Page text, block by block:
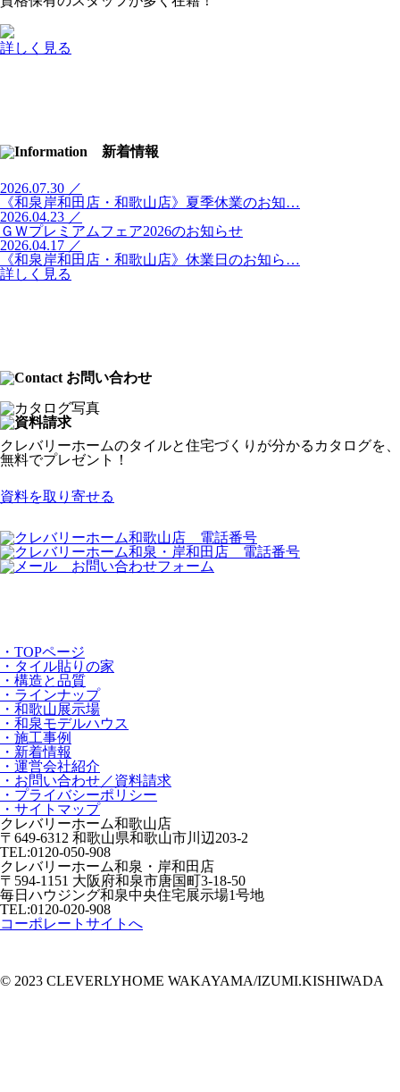
詳しく見る
2026.07.30 ／
《和泉岸和田店・和歌山店》夏季休業のお知…
2026.04.23 ／
ＧＷプレミアムフェア2026のお知らせ
2026.04.17 ／
《和泉岸和田店・和歌山店》休業日のお知ら…
詳しく見る
クレバリーホームのタイルと住宅づくりが分かるカタログを、
無料でプレゼント！
資料を取り寄せる
・TOPページ
・タイル貼りの家
・構造と品質
・ラインナップ
・和歌山展示場
・和泉モデルハウス
・施工事例
・新着情報
・運営会社紹介
・お問い合わせ／資料請求
・プライバシーポリシー
・サイトマップ
クレバリーホーム和歌山店
〒649-6312 和歌山県和歌山市川辺203-2
TEL:0120-050-908
クレバリーホーム和泉・岸和田店
〒594-1151 大阪府和泉市唐国町3-18-50
毎日ハウジング和泉中央住宅展示場1号地
TEL:0120-020-908
コーポレートサイトへ
© 2023 CLEVERLYHOME WAKAYAMA/IZUMI.KISHIWADA